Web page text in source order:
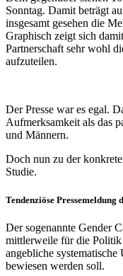
Sonntag. Damit beträgt
insgesamt gesehen die
Graphisch zeigt sich
Partnerschaft sehr wohl
aufzuteilen.
Der Presse war es egal.
Aufmerksamkeit als das
und Männern.
Doch nun zu der
Studie.
Tendenziöse Pressemeldung
Der sogenannte Gender
mittlerweile für die Politik
angebliche
bewiesen werden soll.